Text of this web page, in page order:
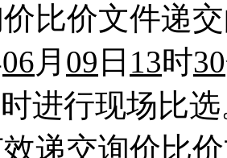
价比价文件递
06月 09 日 13时30
进行现场比
效递交询价比